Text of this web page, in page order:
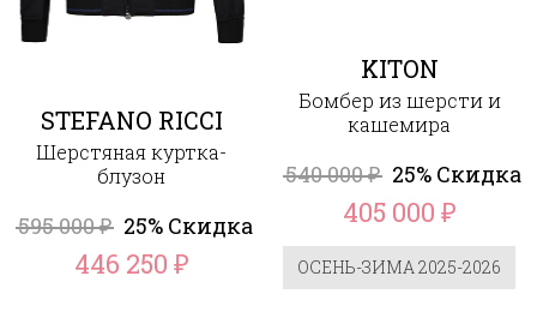
STEFANO RICCI
Шерстяная куртка-
блузон
595 000₽ 25% Скидка
446 250 ₽
KITON
Бомбер из шерсти и
кашемира
540 000₽ 25% Скидка
405 000 ₽
ОСЕНЬ-ЗИМА 2025-2026